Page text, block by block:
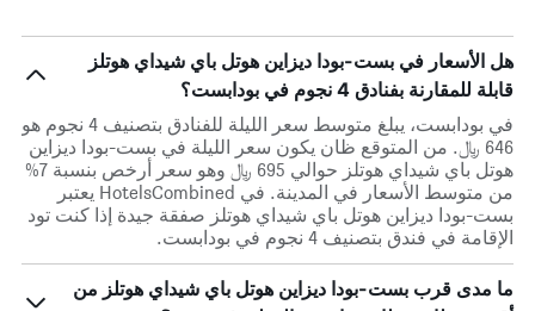
هل الأسعار في بست-بودا ديزاين هوتل باي شيداي هوتلز
قابلة للمقارنة بفنادق 4 نجوم في بودابست؟
في بودابست، يبلغ متوسط ​​سعر الليلة للفنادق بتصنيف 4 نجوم هو
646 ﷼. من المتوقع ظان يكون سعر الليلة في بست-بودا ديزاين
هوتل باي شيداي هوتلز حوالي 695 ﷼ وهو سعر أرخص بنسبة 7%
من متوسط الأسعار في المدينة. في HotelsCombined يعتبر
بست-بودا ديزاين هوتل باي شيداي هوتلز صفقة جيدة إذا كنت تود
الإقامة في فندق بتصنيف 4 نجوم في بودابست.
ما مدى قرب بست-بودا ديزاين هوتل باي شيداي هوتلز من